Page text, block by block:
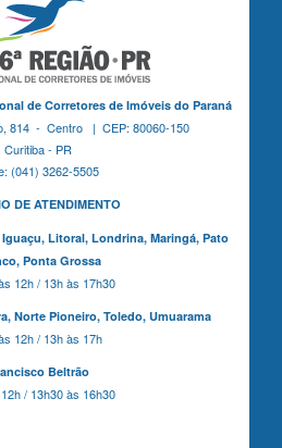
de Corretores de Imóveis do Paraná
814 - Centro | CEP: 80060-150
Curitiba - PR
(041) 3262-5505
DE ATENDIMENTO
Litoral, Londrina, Maringá, Pato
Ponta Grossa
12h / 13h às 17h30
Norte Pioneiro, Toledo, Umuarama
12h / 13h às 17h
Beltrão
/ 13h30 às 16h30